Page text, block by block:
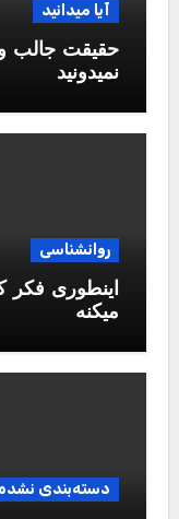
آیا میدانید
حقیقت جالب
نمیدونید
روانشناسی
اینطوری فکر
میکنه
دسته‌بندی نشده